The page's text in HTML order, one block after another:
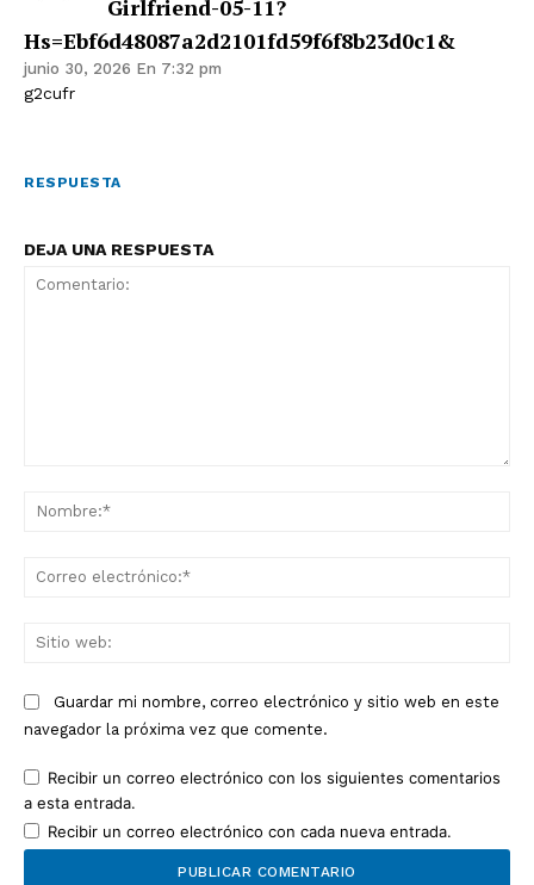
Girlfriend-05-11?
Hs=ebf6d48087a2d2101fd59f6f8b23d0c1&
junio 30, 2026 En 7:32 pm
g2cufr
RESPUESTA
DEJA UNA RESPUESTA
Guardar mi nombre, correo electrónico y sitio web en este
navegador la próxima vez que comente.
Recibir un correo electrónico con los siguientes comentarios
a esta entrada.
Recibir un correo electrónico con cada nueva entrada.